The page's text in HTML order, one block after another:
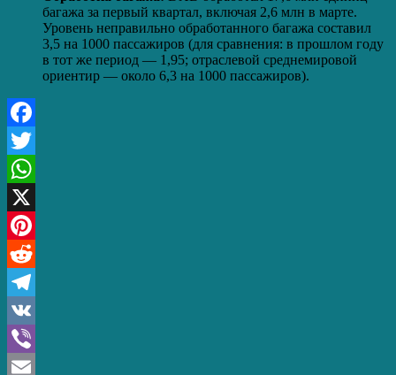
багажа за первый квартал, включая 2,6 млн в марте.
Уровень неправильно обработанного багажа составил
3,5 на 1000 пассажиров (для сравнения: в прошлом году
в тот же период — 1,95; отраслевой среднемировой
ориентир — около 6,3 на 1000 пассажиров).
Facebook
Twitter
WhatsApp
X
Pinterest
Reddit
Telegram
VK
Viber